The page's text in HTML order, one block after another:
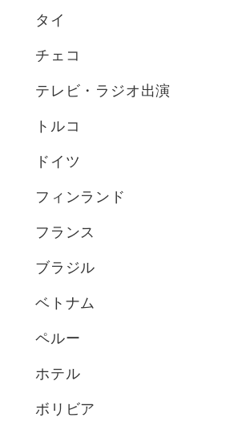
タイ
チェコ
テレビ・ラジオ出演
トルコ
ドイツ
フィンランド
フランス
ブラジル
ベトナム
ペルー
ホテル
ボリビア